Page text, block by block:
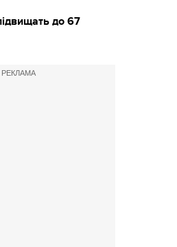
до 67
РЕКЛАМА